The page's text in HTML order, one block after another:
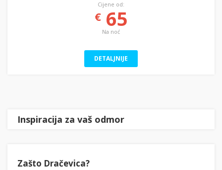
Cijene od:
€65
Na noć
DETALJNIJE
Inspiracija za vaš odmor
Zašto Dračevica?